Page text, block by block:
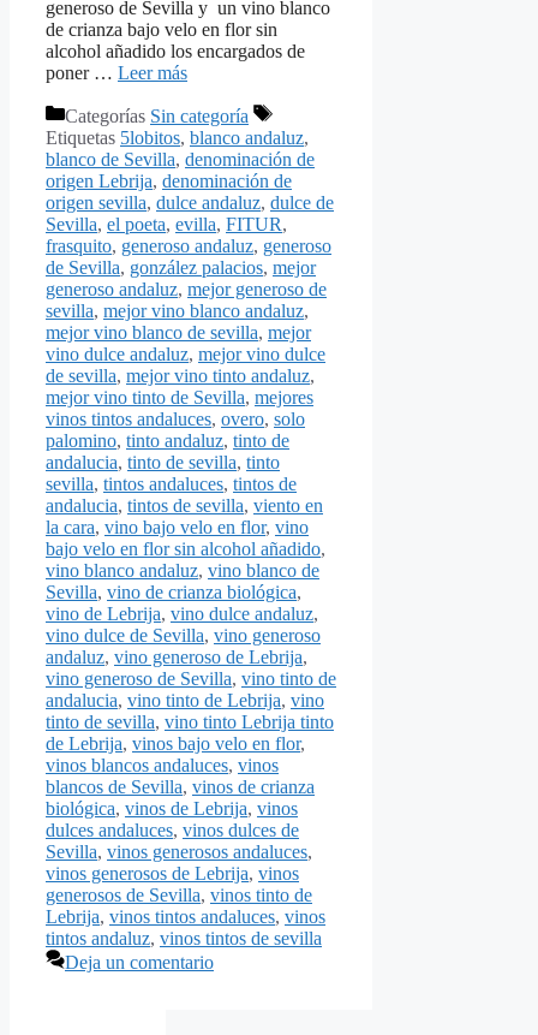
generoso de Sevilla y un vino blanco
de crianza bajo velo en flor sin
alcohol añadido los encargados de
poner … Leer más
Categorías Sin categoría
Etiquetas 5lobitos, blanco andaluz,
blanco de Sevilla, denominación de
origen Lebrija, denominación de
origen sevilla, dulce andaluz, dulce de
Sevilla, el poeta, evilla, FITUR,
frasquito, generoso andaluz, generoso
de Sevilla, gonzález palacios, mejor
generoso andaluz, mejor generoso de
sevilla, mejor vino blanco andaluz,
mejor vino blanco de sevilla, mejor
vino dulce andaluz, mejor vino dulce
de sevilla, mejor vino tinto andaluz,
mejor vino tinto de Sevilla, mejores
vinos tintos andaluces, overo, solo
palomino, tinto andaluz, tinto de
andalucia, tinto de sevilla, tinto
sevilla, tintos andaluces, tintos de
andalucia, tintos de sevilla, viento en
la cara, vino bajo velo en flor, vino
bajo velo en flor sin alcohol añadido,
vino blanco andaluz, vino blanco de
Sevilla, vino de crianza biológica,
vino de Lebrija, vino dulce andaluz,
vino dulce de Sevilla, vino generoso
andaluz, vino generoso de Lebrija,
vino generoso de Sevilla, vino tinto de
andalucia, vino tinto de Lebrija, vino
tinto de sevilla, vino tinto Lebrija tinto
de Lebrija, vinos bajo velo en flor,
vinos blancos andaluces, vinos
blancos de Sevilla, vinos de crianza
biológica, vinos de Lebrija, vinos
dulces andaluces, vinos dulces de
Sevilla, vinos generosos andaluces,
vinos generosos de Lebrija, vinos
generosos de Sevilla, vinos tinto de
Lebrija, vinos tintos andaluces, vinos
tintos andaluz, vinos tintos de sevilla
Deja un comentario